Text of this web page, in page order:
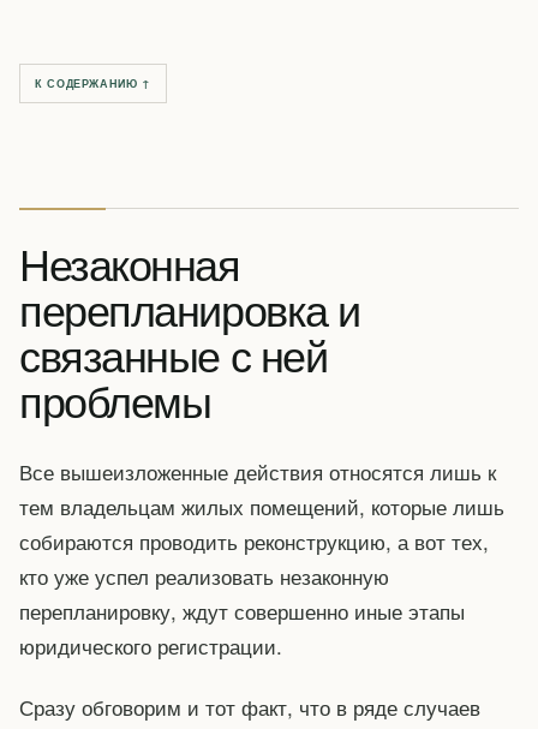
К СОДЕРЖАНИЮ ↑
Незаконная
перепланировка и
связанные с ней
проблемы
Все вышеизложенные действия относятся лишь к
тем владельцам жилых помещений, которые лишь
собираются проводить реконструкцию, а вот тех,
кто уже успел реализовать незаконную
перепланировку, ждут совершенно иные этапы
юридического регистрации.
Сразу обговорим и тот факт, что в ряде случаев